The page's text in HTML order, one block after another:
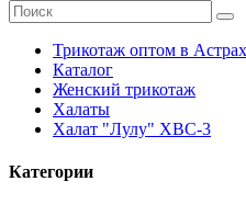
Трикотаж оптом в
Каталог
Женский трикотаж
Халаты
Халат "Лулу" ХВС-3
Категории